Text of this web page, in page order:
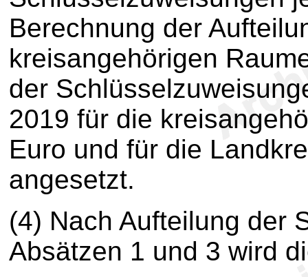
Berechnung der
kreisangehörigen
der
2019 für die
Euro und für die
angesetzt.
(4) Nach Aufteilung der
Absätzen 1 und 3 wird